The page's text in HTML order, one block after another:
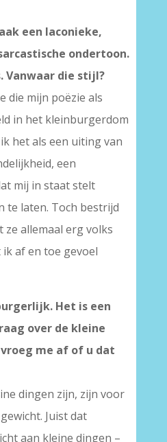
een laconieke,
ondertoon.
Vanwaar die stijl?
die mijn poëzie als
in het kleinburgerdom
het als een uiting van
een
mij in staat stelt
te laten. Toch bestrijd
allemaal erg volks
af en toe gevoel
Het is een
over de kleine
me af of u dat
dingen zijn, zijn voor
Juist dat
aan kleine dingen –